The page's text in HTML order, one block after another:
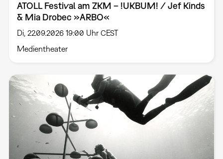
ATOLL Festival am ZKM – !UKBUM! / Jef Kinds
& Mia Drobec »ARBO«
Di, 22.09.2026 19:00 Uhr CEST
Medientheater